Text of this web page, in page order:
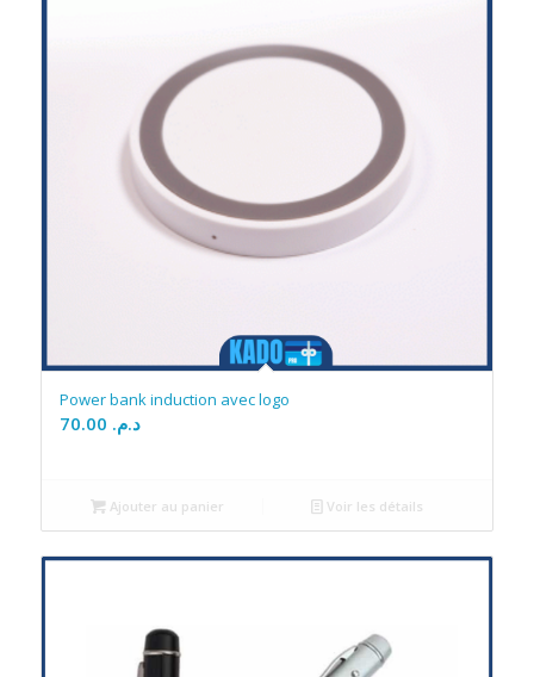
Power bank induction avec logo
د.م.
Ajouter au panier Voir les détails